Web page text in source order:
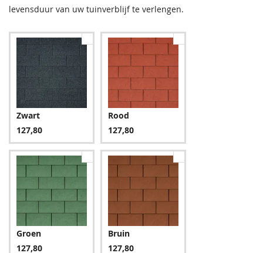
levensduur van uw tuinverblijf te verlengen.
Zwart
127,80
Rood
127,80
Groen
127,80
Bruin
127,80